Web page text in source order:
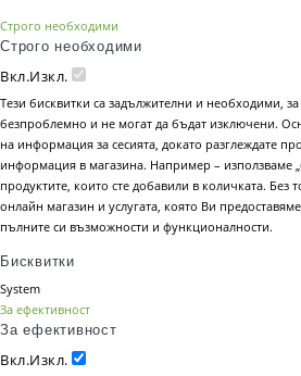
Строго необходими
Строго необходими
Вкл.Изкл.
Тези бисквитки са задължителни и необходими,
безпроблемно и не могат да бъдат изключени.
на информация за сесията, докато разглеждате
информация в магазина. Например – използваме
продуктите, които сте добавили в количката. Без
онлайн магазин и услугата, която Ви
пълните си възможности и функционалности.
Бисквитки
System
За ефективност
За ефективност
Вкл.Изкл.